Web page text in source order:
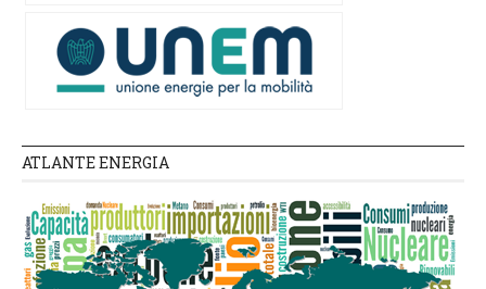
ATLANTE ENERGIA